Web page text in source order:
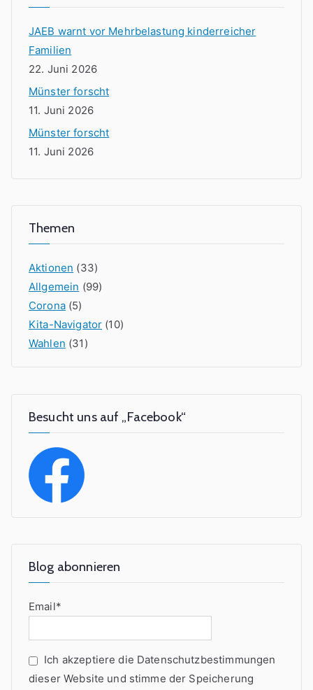
JAEB warnt vor Mehrbelastung kinderreicher
Familien
22. Juni 2026
Münster forscht
11. Juni 2026
Münster forscht
11. Juni 2026
Themen
Aktionen (33)
Allgemein (99)
Corona(5)
Kita-Navigator (10)
Wahlen (31)
Besucht uns auf „Facebook“
Blog abonnieren
Email*
Ich akzeptiere die Datenschutzbestimmungen
dieser Website und stimme der Speicherung